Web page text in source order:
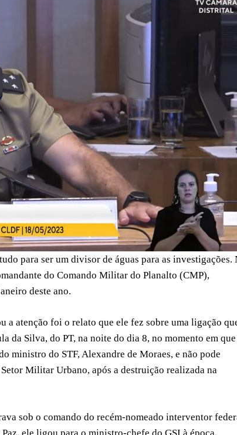
para ser um divisor de águas para as investigações.
do Comando Militar do Planalto (CMP),
deste ano.
a atenção foi o relato que ele fez sobre uma ligação
Silva, do PT, na noite do dia 8, no momento em que
ministro do STF, Alexandre de Moraes, e não pode
Militar Urbano, após a destruição realizada na
sob o comando do recém-nomeado interventor